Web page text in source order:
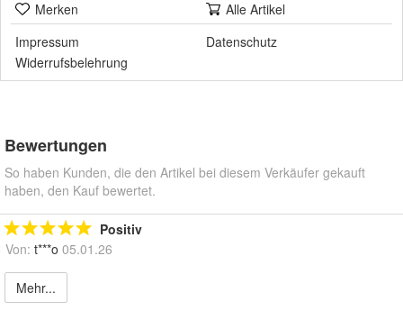
Merken
Alle Artikel
Impressum
Datenschutz
Widerrufsbelehrung
Bewertungen
So haben Kunden, die den Artikel bei diesem Verkäufer gekauft
haben, den Kauf bewertet.
Positiv
Von: t***o 05.01.26
Mehr...